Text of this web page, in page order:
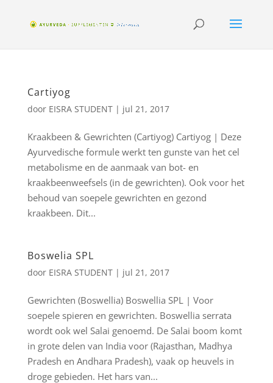
Cartiyog
door EISRA STUDENT| jul 21, 2017
Kraakbeen & Gewrichten (Cartiyog) Cartiyog | Deze
Ayurvedische formule werkt ten gunste van het cel
metabolisme en de aanmaak van bot- en
kraakbeenweefsels (in de gewrichten). Ook voor het
behoud van soepele gewrichten en gezond
kraakbeen. Dit...
Boswelia SPL
door EISRA STUDENT| jul 21, 2017
Gewrichten (Boswellia) Boswellia SPL | Voor
soepele spieren en gewrichten. Boswellia serrata
wordt ook wel Salai genoemd. De Salai boom komt
in grote delen van India voor (Rajasthan, Madhya
Pradesh en Andhara Pradesh), vaak op heuvels in
droge gebieden. Het hars van...